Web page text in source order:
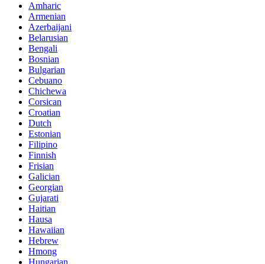
Amharic
Armenian
Azerbaijani
Belarusian
Bengali
Bosnian
Bulgarian
Cebuano
Chichewa
Corsican
Croatian
Dutch
Estonian
Filipino
Finnish
Frisian
Galician
Georgian
Gujarati
Haitian
Hausa
Hawaiian
Hebrew
Hmong